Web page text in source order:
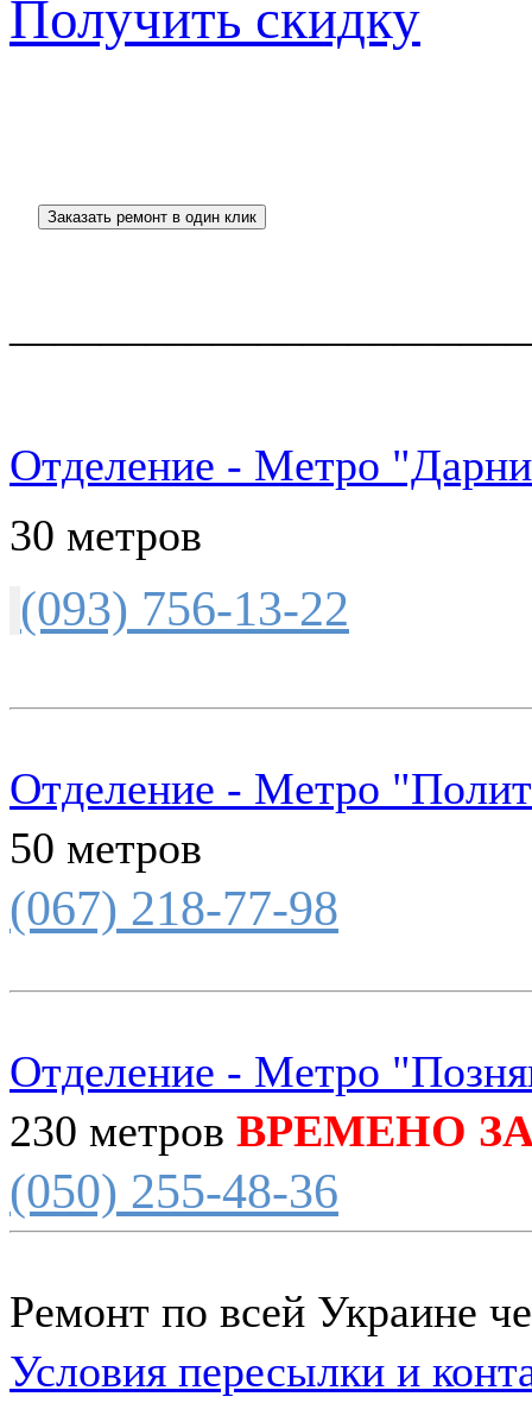
Получить скидку
Отделение - Метро
30 метров
(093) 756-13-22
Отделение - Метро
50 метров
(067) 218-77-98
Отделение - Метро
230 метров ВРЕМЕНО
(050) 255-48-36
Ремонт по всей Украине
Условия пересылки и